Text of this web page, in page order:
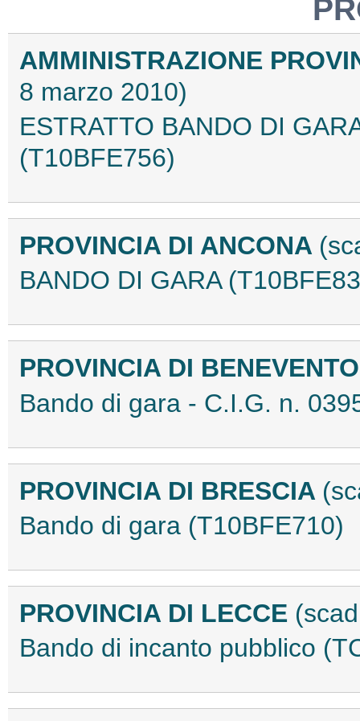
AMMINISTRAZIONE
8 marzo 2010)
ESTRATTO BANDO DI
(T10BFE756)
PROVINCIA DI ANCONA
BANDO DI GARA
PROVINCIA DI
Bando di gara - C.I.G. n.
PROVINCIA DI BRESCIA
Bando di gara (T10BFE710)
PROVINCIA DI LECCE
Bando di incanto pubblico